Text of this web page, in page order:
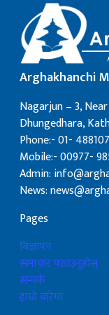
Arghakhanchi
Nagarjun – 3,
Dhungedhara,
Phone:- 01-
Mobile:- 00977-
Admin:
News:
Pages
बिज्ञापन
समाचार पठाउनुहोस्
सम्पर्क
हाम्रो बारेमा